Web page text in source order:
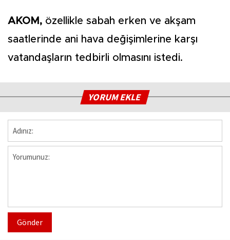
AKOM, özellikle sabah erken ve akşam
saatlerinde ani hava değişimlerine karşı
vatandaşların tedbirli olmasını istedi.
YORUM EKLE
Gönder